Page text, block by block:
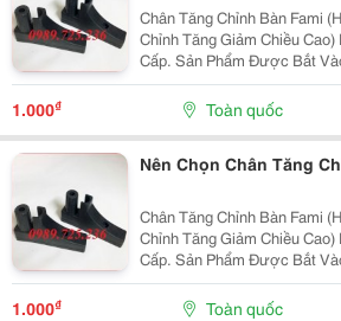
Chân Tăng Chỉnh Bàn Fami
Chỉnh Tăng Giảm Chiều
Cấp. Sản Phẩm Được Bắt
Hoặc Máy Móc. Thiết Bị Này
Vật Dụng Một Cách Linh
1.000₫ Toàn quốc
Nên Chọn Chân Tăng
Chân Tăng Chỉnh Bàn Fami
Chỉnh Tăng Giảm Chiều
Cấp. Sản Phẩm Được Bắt
Hoặc Máy Móc. Thiết Bị Này
Vật Dụng Một Cách Linh
1.000₫ Toàn quốc